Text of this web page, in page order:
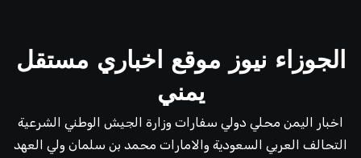
الجوزاء نيوز موقع اخباري مستقل
يمني
اخبار اليمن محلي دولي سفارات وزارة الجيش الوطني الشرعية
التحالف العربي السعودية والامارات محمد بن سلمان ولي العهد